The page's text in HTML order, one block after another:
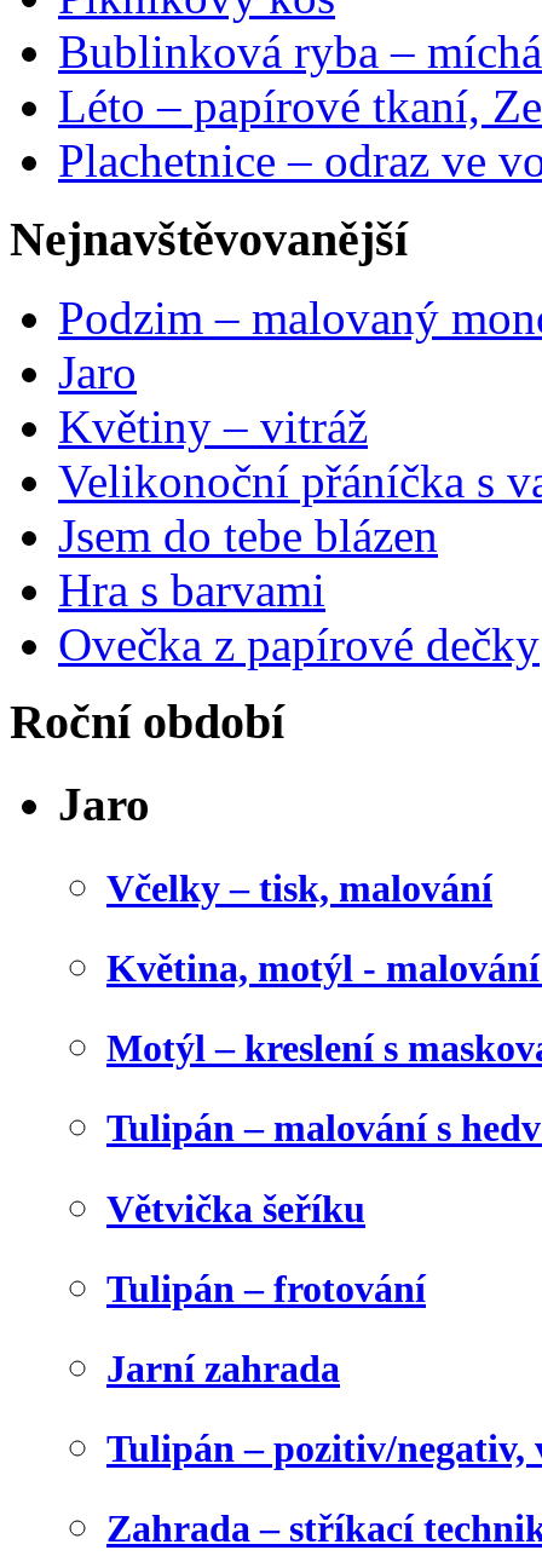
Bublinková ryba –
Léto – papírové tkaní,
Plachetnice – odraz ve
Nejnavštěvovanější
Podzim – malovaný
Jaro
Květiny – vitráž
Velikonoční přáníčka s
Jsem do tebe blázen
Hra s barvami
Ovečka z papírové dečky
Roční období
Jaro
Včelky – tisk, malování
Květina, motýl -
Motýl – kreslení s
Tulipán – malování s
Větvička šeříku
Tulipán – frotování
Jarní zahrada
Tulipán – pozitiv/negativ,
Zahrada – stříkací